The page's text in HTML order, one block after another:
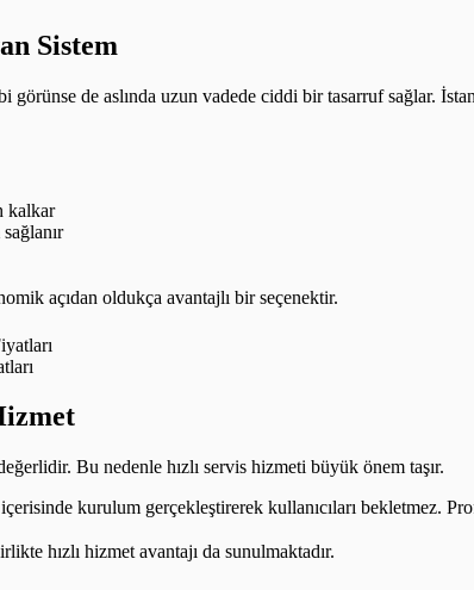
Sistem
görünse de aslında uzun vadede ciddi bir tasarruf sağlar.
kalkar
açıdan oldukça avantajlı bir seçenektir.
Bu nedenle hızlı servis hizmeti büyük önem taşır.
içerisinde kurulum gerçekleştirerek kullanıcıları bekletmez.
hızlı hizmet avantajı da sunulmaktadır.